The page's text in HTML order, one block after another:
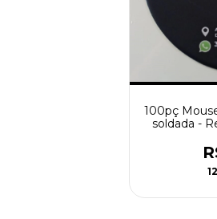
100pç
soldada -
12